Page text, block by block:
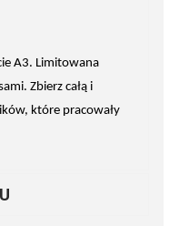
A3. Limitowana
Zbierz całą i
które pracowały